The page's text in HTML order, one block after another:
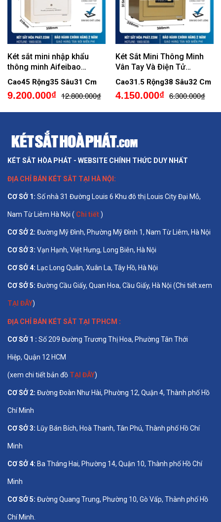
Két sắt mini nhập khẩu
thông minh Aifeibao
KV386 vân tay điện tử, kết
Cao45 Rộng35 Sâu31 Cm
9.200.000₫ 12.800.000₫
Két Sắt Mini Thông Minh
Vân Tay Và Điện Tử
AIFEIBAO SAFE HK-M/D-
Cao31.5 Rộng38 Sâu32 Cm
4.150.000₫ 6.300.000₫
KÉT SẮT HÒA PHÁT - WEBSITE CHÍNH THỨC DUY NHẤT
ĐỊA CHỈ BÁN KÉT SẮT TẠI HÀ NỘI :
CƠ SỞ 1: Số nhà 31 Đường Louis 6 Khu đô thị Louis City Đại Mỗ,
Nam Từ Liêm Hà Nội ( Chi tiết)
CƠ SỞ 2: Đường Mỹ Đình, Phường Mỹ Đình 1, Nam Từ Liêm, Hà Nội
CƠ SỞ 3: Vạn Hạnh, Việt Hưng, Long Biên, Hà Nội
CƠ SỞ 4: Lạc Long Quân, Xuân La, Tây Hồ, Hà Nội
CƠ SỞ 5: Đường Cầu Giấy, Quan Hoa, Cầu Giấy, Hà Nội (Chi tiết xem
TẠI ĐÂY)
ĐỊA CHỈ BÁN KÉT SẮT TẠI TPHCM :
CƠ SỞ 1 : Số 209 Đường Trương Thị Hoa, Phường Tân Thới
Hiệp, Quận 12 HCM
(xem chi tiết bản đồ TẠI ĐÂY)
CƠ SỞ 2: Đường Đoàn Như Hài, Phường 12, Quận 4, Thành phố Hồ
Chí Minh
CƠ SỞ 3: Lũy Bán Bích, Hoà Thanh, Tân Phú, Thành phố Hồ Chí
Minh
CƠ SỞ 4: Ba Tháng Hai, Phường 14, Quận 10, Thành phố Hồ Chí
Minh
CƠ SỞ 5: Đường Quang Trung, Phường 10, Gò Vấp, Thành phố Hồ
Chí Minh.